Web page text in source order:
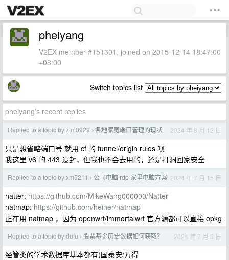
pheiyang
V2EX member #151301, joined on 2015-12-14 18:47:00
+08:00
Switch topics list
pheiyang's recent replies
Replied to a topic by ztm0929 › 各地家宽端口管理的现状 2024 年 8 月 12 日
只是想省略端口号 就用 cf 的 tunnel/origin rules 呗
我这里 v6 的 443 没封，但我也不会去用的，还是打洞回家安全
Replied to a topic by xm5211 › 公司电脑 rdp 家里电脑方案 2024 年 7 月 15 日
natter: https://github.com/MikeWang000000/Natter
natmap: https://github.com/heiher/natmap
正在用 natmap ，因为 openwrt/immortalwrt 官方源都可以直接 opkg
Replied to a topic by dufu › 股票基金历史数据如何获取？ 2024 年 7 月 3 日
经管类的学术数据库基本都有(国泰安/万得